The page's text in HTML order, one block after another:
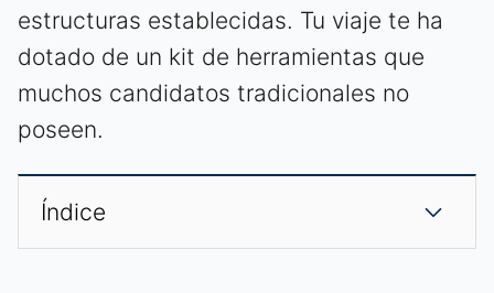
estructuras establecidas. Tu viaje te ha
dotado de un kit de herramientas que
muchos candidatos tradicionales no
poseen.
Índice